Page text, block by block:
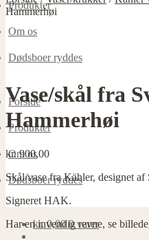
Produkter
Om os
Dødsboer ryddes
Forside
Produkter
Om os
Dødsboer ryddes
kr.0,00 0 varer
Hammerhøi
Vase/skål fra
Hammerhøi
kr.900,00
Skål/vase fra Kähler, designet
Signeret HAK.
Har en invendig revne, se